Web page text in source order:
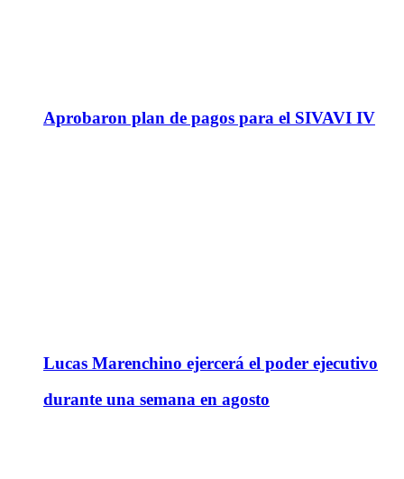
Aprobaron plan de pagos para el SIVAVI IV
Lucas Marenchino ejercerá el poder ejecutivo
durante una semana en agosto